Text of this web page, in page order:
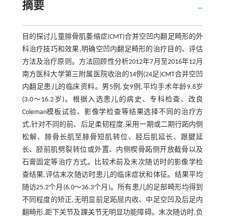
摘要
目的探讨儿童腓骨肌萎缩症(CMT)合并空凹内翻足畸形的外
科治疗技巧和效果,明确空凹内翻足畸形的治疗目的、评估
方法及治疗原则。方法回顾性分析2012年7月至2016年12月
南方医科大学第三附属医院收治的14例(24足)CMT合并空凹
内翻足患儿的临床资料。男5例,女9例,平均手术年龄9.8岁
(3.0～16.2岁)。根据入选患儿的病史、专科检查、改良
Coleman模板试验、影像学检查等结果选择不同的治疗方
式,针对不同的前、后足柔韧程度,采用一期或二期行跖内侧
松解、腓骨长肌至腓骨短肌转位、胫后肌延长、跟腱延
长、胫前肌劈裂转位或外置、内侧楔骨跖侧开放截骨以及
石膏固定等治疗方式。比较术前及末次随访时的影像学检
查结果,评估末次随访时患儿的临床症状和体征。结果平均
随访25.2个月(6.0～36.3个月)。所有患儿的足部畸形均得到
不同程度的矫正,无明显前足跖屈内收、中足空凹及后足内
翻畸形,距下关节及踝关节无明显功能障碍。末次随访时,负